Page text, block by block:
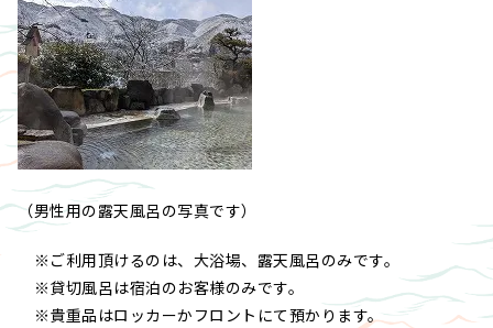
（男性用の露天風呂の写真です）
※ご利用頂けるのは、大浴場、露天風呂のみです。
※貸切風呂は宿泊のお客様のみです。
※貴重品はロッカーかフロントにて預かります。